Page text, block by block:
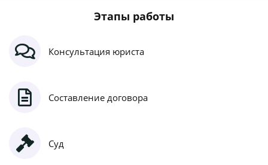
Этапы работы
Консультация юриста
Составление договора
Суд